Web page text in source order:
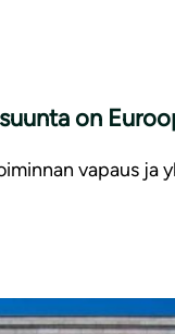
on
vapaus